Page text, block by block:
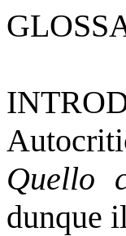
Quello
dunque